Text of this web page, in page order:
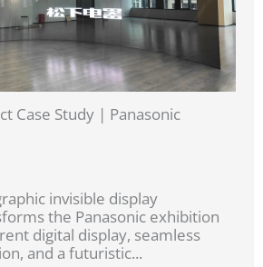
Case Study | Panasonic
invisible display
the Panasonic exhibition
digital display, seamless
and a futuristic...